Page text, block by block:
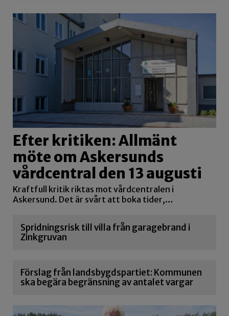
Efter kritiken: Allmänt
möte om Askersunds
vårdcentral den 13 augusti
Kraftfull kritik riktas mot vårdcentralen i
Askersund. Det är svårt att boka tider,…
Spridningsrisk till villa från garagebrand i
Zinkgruvan
Förslag från landsbygdspartiet: Kommunen
ska begära begränsning av antalet vargar